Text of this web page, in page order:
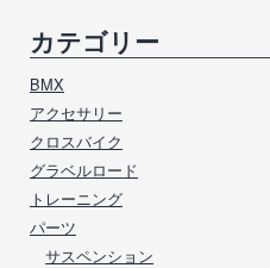
カテゴリー
BMX
アクセサリー
クロスバイク
グラベルロード
トレーニング
パーツ
サスペンション